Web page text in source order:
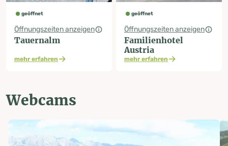
geöffnet
Öffnungszeiten anzeigen
Tauernalm
mehr erfahren
geöffnet
Öffnungszeiten anzeigen
Familienhotel
Austria
mehr erfahren
Webcams